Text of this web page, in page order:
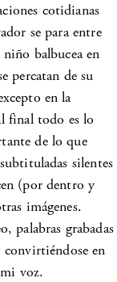
cotidianas
se para entre
balbucea en
percatan de su
en la
final todo es lo
de lo que
silentes
(por dentro y
imágenes.
palabras grabadas
en
voz.